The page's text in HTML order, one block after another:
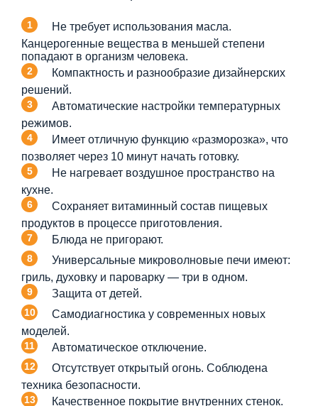
Не требует использования масла.
Канцерогенные вещества в меньшей степени
попадают в организм человека.
Компактность и разнообразие дизайнерских
решений.
Автоматические настройки температурных
режимов.
Имеет отличную функцию «разморозка», что
позволяет через 10 минут начать готовку.
Не нагревает воздушное пространство на
кухне.
Сохраняет витаминный состав пищевых
продуктов в процессе приготовления.
Блюда не пригорают.
Универсальные микроволновые печи имеют:
гриль, духовку и пароварку — три в одном.
Защита от детей.
Самодиагностика у современных новых
моделей.
Автоматическое отключение.
Отсутствует открытый огонь. Соблюдена
техника безопасности.
Качественное покрытие внутренних стенок.